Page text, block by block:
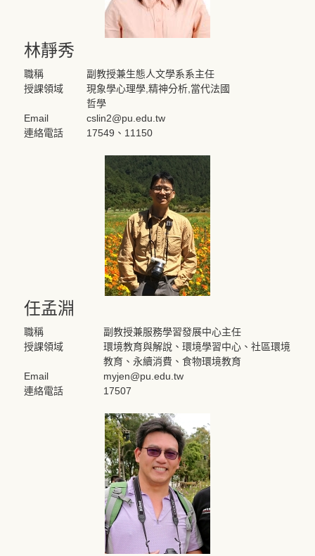
林靜秀
職稱
副教授兼生態人文學系系主任
授課領域
現象學心理學,精神分析,當代法國
哲學
Email
cslin2@pu.edu.tw
連絡電話
17549、11150
任孟淵
職稱
副教授兼服務學習發展中心主任
授課領域
環境教育與解說、環境學習中心、社區環境
教育、永續消費、食物環境教育
Email
myjen@pu.edu.tw
連絡電話
17507